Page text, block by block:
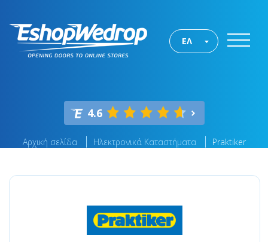
ΕΛ
4.6
Αρχική σελίδα Ηλεκτρονικά Καταστήματα Praktiker